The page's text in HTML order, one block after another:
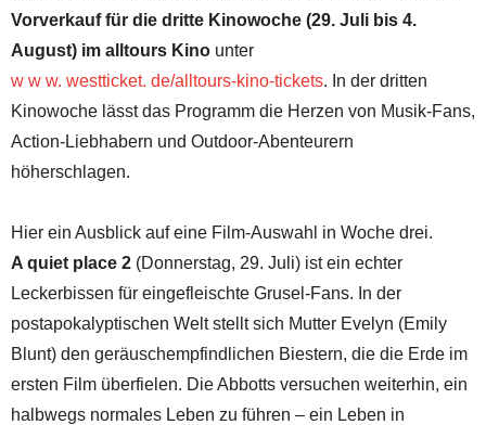
Vorverkauf für die dritte Kinowoche (29. Juli bis 4.
August) im alltours Kino unter
w w w. westticket. de/alltours-kino-tickets. In der dritten
Kinowoche lässt das Programm die Herzen von Musik-Fans,
Action-Liebhabern und Outdoor-Abenteurern
höherschlagen.
Hier ein Ausblick auf eine Film-Auswahl in Woche drei.
A quiet place 2 (Donnerstag, 29. Juli) ist ein echter
Leckerbissen für eingefleischte Grusel-Fans. In der
postapokalyptischen Welt stellt sich Mutter Evelyn (Emily
Blunt) den geräuschempfindlichen Biestern, die die Erde im
ersten Film überfielen. Die Abbotts versuchen weiterhin, ein
halbwegs normales Leben zu führen – ein Leben in